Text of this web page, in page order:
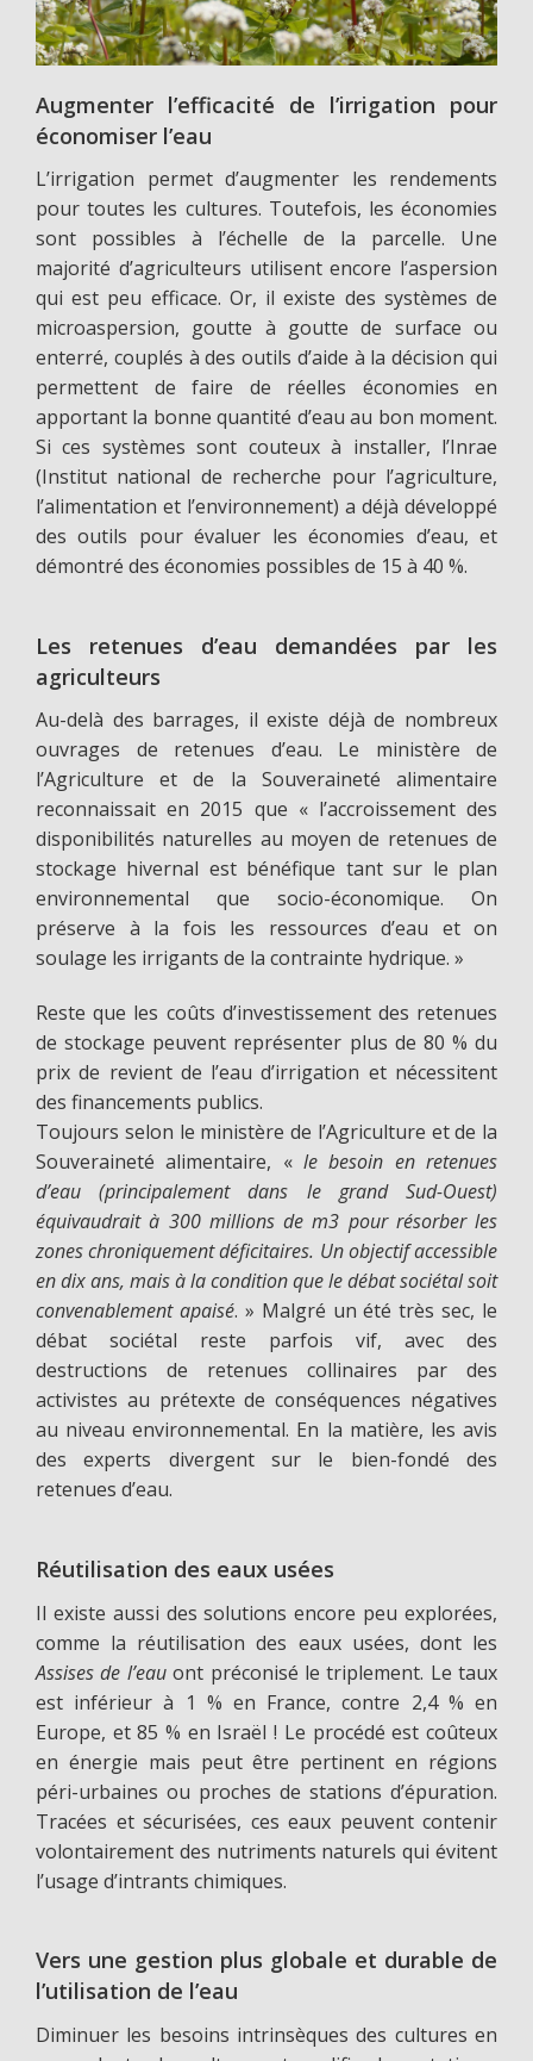
Augmenter l’efficacité de l’irrigation pour
économiser l’eau
L’irrigation permet d’augmenter les rendements
pour toutes les cultures. Toutefois, les économies
sont possibles à l’échelle de la parcelle. Une
majorité d’agriculteurs utilisent encore l’aspersion
qui est peu efficace. Or, il existe des systèmes de
microaspersion, goutte à goutte de surface ou
enterré, couplés à des outils d’aide à la décision qui
permettent de faire de réelles économies en
apportant la bonne quantité d’eau au bon moment.
Si ces systèmes sont couteux à installer, l’Inrae
(Institut national de recherche pour l’agriculture,
l’alimentation et l’environnement) a déjà développé
des outils pour évaluer les économies d’eau, et
démontré des économies possibles de 15 à 40 %.
Les retenues d’eau demandées par les
agriculteurs
Au-delà des barrages, il existe déjà de nombreux
ouvrages de retenues d’eau. Le ministère de
l’Agriculture et de la Souveraineté alimentaire
reconnaissait en 2015 que « l’accroissement des
disponibilités naturelles au moyen de retenues de
stockage hivernal est bénéfique tant sur le plan
environnemental que socio-économique. On
préserve à la fois les ressources d’eau et on
soulage les irrigants de la contrainte hydrique. »
Reste que les coûts d’investissement des retenues
de stockage peuvent représenter plus de 80 % du
prix de revient de l’eau d’irrigation et nécessitent
des financements publics.
Toujours selon le ministère de l’Agriculture et de la
Souveraineté alimentaire, « le besoin en retenues
d’eau (principalement dans le grand Sud-Ouest)
équivaudrait à 300 millions de m3 pour résorber les
zones chroniquement déficitaires. Un objectif accessible
en dix ans, mais à la condition que le débat sociétal soit
convenablement apaisé. » Malgré un été très sec, le
débat sociétal reste parfois vif, avec des
destructions de retenues collinaires par des
activistes au prétexte de conséquences négatives
au niveau environnemental. En la matière, les avis
des experts divergent sur le bien-fondé des
retenues d’eau.
Réutilisation des eaux usées
Il existe aussi des solutions encore peu explorées,
comme la réutilisation des eaux usées, dont les
Assises de l’eauont préconisé le triplement. Le taux
est inférieur à 1 % en France, contre 2,4 % en
Europe, et 85 % en Israël ! Le procédé est coûteux
en énergie mais peut être pertinent en régions
péri-urbaines ou proches de stations d’épuration.
Tracées et sécurisées, ces eaux peuvent contenir
volontairement des nutriments naturels qui évitent
l’usage d’intrants chimiques.
Vers une gestion plus globale et durable de
l’utilisation de l’eau
Diminuer les besoins intrinsèques des cultures en